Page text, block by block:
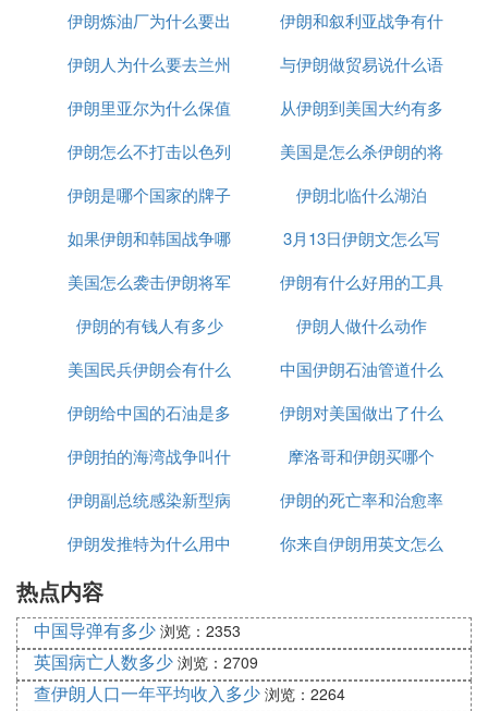
电流：16A
电压：230V
确认指数：★★★
欧式插头（两圆）说明:
欧标插头（两圆）的制造标准按CE标准执行。欧标
插头在德国、奥地利、荷兰、瑞典、挪威、芬兰、俄
罗斯等大部分欧洲国家使用，由于这个标准在整个欧
洲普遍使用，我们把它称为是“欧洲大陆”的标准。插
接地完成的。中欧和东欧7/7欧式插头有嵌入式插
脚，法国和比利时插座与之相似。在欧洲标准插座电
界上最安全的插座，接地最特殊主要是考虑人得安
全。因此也是世界上使用最广泛的插头标准。
插头是三圆柱成三角形状，都是有直接接地级插脚。
瑞典国医疗用途的插头要求是注塑一体禁止接线插头
使用。
俄罗斯认证机构GOST规格要求中欧和东欧7/7插头是
16A的标准。
多少
伊朗炼油厂为什么要出
售
伊朗和叙利亚战争有什
么区别
伊朗人为什么要去兰州
与伊朗做贸易说什么语
种
伊朗里亚尔为什么保值
从伊朗到美国大约有多
少千米
伊朗怎么不打击以色列
美国是怎么杀伊朗的将
军的
伊朗是哪个国家的牌子
伊朗北临什么湖泊
如果伊朗和韩国战争哪
个赢
3月13日伊朗文怎么写
美国怎么袭击伊朗将军
的
伊朗有什么好用的工具
伊朗的有钱人有多少
伊朗人做什么动作
美国民兵伊朗会有什么
反应
中国伊朗石油管道什么
时候建完
伊朗给中国的石油是多
少一桶
伊朗对美国做出了什么
反应
伊朗拍的海湾战争叫什
么名字
摩洛哥和伊朗买哪个
伊朗副总统感染新型病
毒有多少
伊朗的死亡率和治愈率
为什么都高
伊朗发推特为什么用中
你来自伊朗用英文怎么
热点内容
中国导弹有多少 浏览：2353
英国病亡人数多少 浏览：2709
查伊朗人口一年平均收入多少 浏览：2264